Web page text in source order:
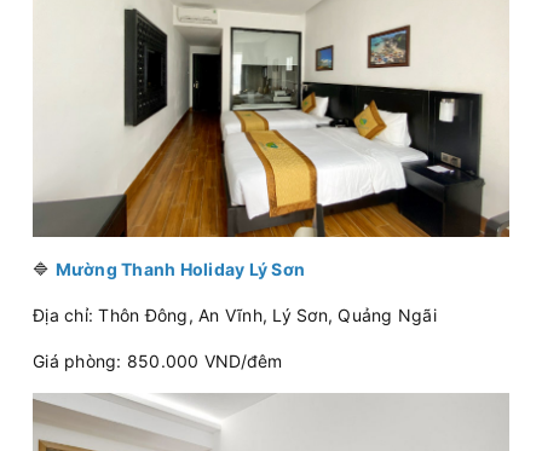
🔷 Mường Thanh Holiday Lý Sơn
Địa chỉ: Thôn Đông, An Vĩnh, Lý Sơn, Quảng Ngãi
Giá phòng: 850.000 VND/đêm